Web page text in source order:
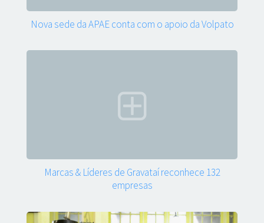
Nova sede da APAE conta com o apoio da Volpato
Marcas & Líderes de Gravataí reconhece 132
empresas